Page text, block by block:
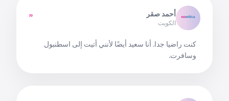
أحمد صقر
الكويت ”
كنت راضيا جدا. أنا سعيد أيضًا لأنني أتيت إلى اسطنبول
وسافرت.